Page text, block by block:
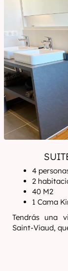
4
2
40 M2
1 Cama
Tendrás una
Saint-Viaud,